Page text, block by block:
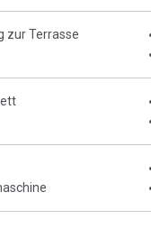
zur Terrasse